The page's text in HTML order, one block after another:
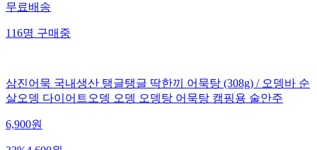
무료배송
116명 구매중
삼진어묵 국내생산 탱글탱글 딱한끼 어묵탕 (308g) / 오뎅바 순
살오뎅 다이어트오뎅 오뎅 오뎅탕 어묵탕 캠핑용 술안주
6,900원